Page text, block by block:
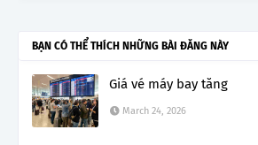
BẠN CÓ THỂ THÍCH NHỮNG BÀI ĐĂNG NÀY
Giá vé máy bay tăng
March 24, 2026